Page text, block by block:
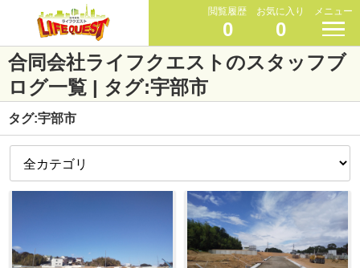
閲覧履歴
0
お気に入り
0
メニュー
合同会社ライフクエストのスタッフブ
ログ一覧 | タグ:宇部市
タグ:宇部市